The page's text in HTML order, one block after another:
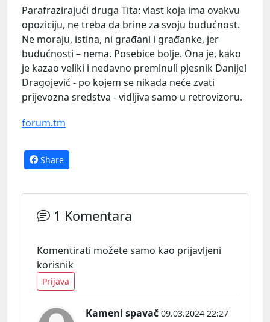
Parafrazirajući druga Tita: vlast koja ima ovakvu
opoziciju, ne treba da brine za svoju budućnost.
Ne moraju, istina, ni građani i građanke, jer
budućnosti – nema. Posebice bolje. Ona je, kako
je kazao veliki i nedavno preminuli pjesnik Danijel
Dragojević - po kojem se nikada neće zvati
prijevozna sredstva - vidljiva samo u retrovizoru.
forum.tm
Share
1 Komentara
Komentirati možete samo kao prijavljeni
korisnik
Prijava
Kameni spavač 09.03.2024 22:27